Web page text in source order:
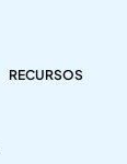
RECURSOS